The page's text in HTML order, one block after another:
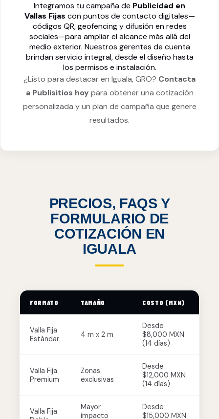
Integramos tu campaña de Publicidad en
Vallas Fijas con puntos de contacto digitales—
códigos QR, geofencing y difusión en redes
sociales—para ampliar el alcance más allá del
medio exterior. Nuestros gerentes de cuenta
brindan servicio integral, desde el diseño hasta
los permisos e instalación.
¿Listo para destacar en Iguala, GRO? Contacta
a Publisitios hoy para obtener una cotización
personalizada y un plan de campaña que genere
resultados.
PRECIOS, FAQS Y
FORMULARIO DE
COTIZACIÓN EN
IGUALA
FORMATO TAMAÑO COSTO (MXN)
Valla Fija
Estándar
4 m x 2 m
Desde
$8,000 MXN
(14 días)
Valla Fija
Premium
Zonas
exclusivas
Desde
$12,000 MXN
(14 días)
Valla Fija
Mayor
impacto
Desde
$15,000 MXN